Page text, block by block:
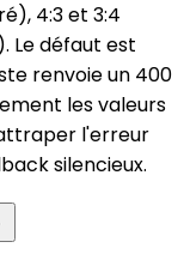
4:3 et 3:4
Le défaut est
renvoie un 400
les valeurs
l'erreur
silencieux.